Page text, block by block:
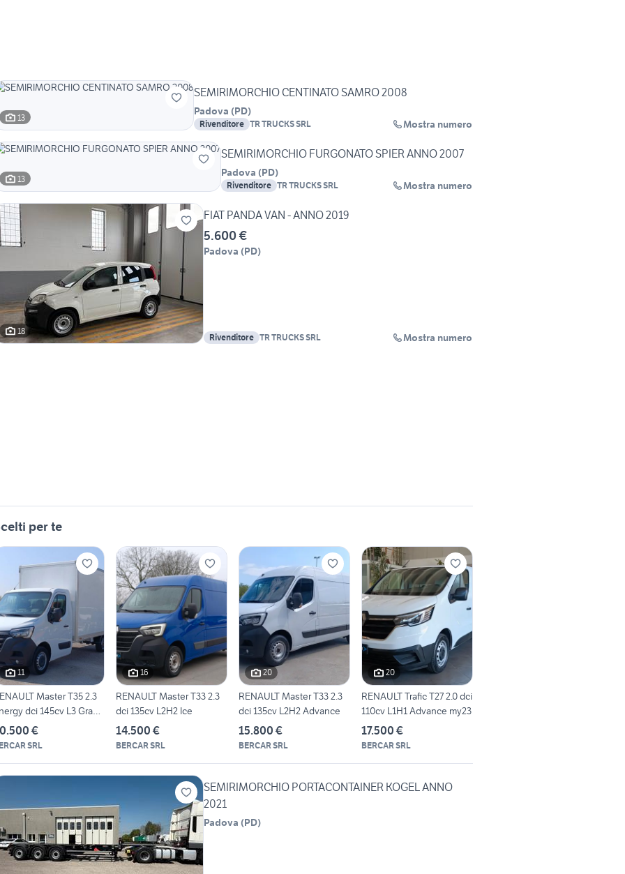
13
SEMIRIMORCHIO CENTINATO SAMRO 2008
Padova (PD)
Rivenditore TR TRUCKS SRL Mostra numero
13
SEMIRIMORCHIO FURGONATO SPIER ANNO 2007
Padova (PD)
Rivenditore TR TRUCKS SRL Mostra numero
18
FIAT PANDA VAN - ANNO 2019
5.600 €
Padova (PD)
Rivenditore TR TRUCKS SRL Mostra numero
per te
11
Master T35 2.3
dci 145cv L3 Gran
€
SRL
16
RENAULT Master T33 2.3
dci 135cv L2H2 Ice
14.500 €
BERCAR SRL
20
RENAULT Master T33 2.3
dci 135cv L2H2 Advance
15.800 €
BERCAR SRL
20
RENAULT Trafic T27 2.0 dci
110cv L1H1 Advance my23
17.500 €
BERCAR SRL
SEMIRIMORCHIO PORTACONTAINER KOGEL ANNO
2021
Padova (PD)